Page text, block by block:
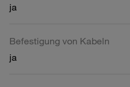
ja
Befestigung von Kabeln
ja